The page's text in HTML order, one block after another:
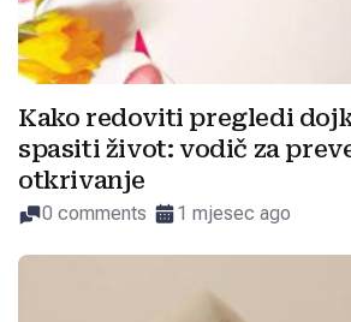
Kako redoviti pregledi
spasiti život: vodič za
otkrivanje
0 comments 1 mjesec ago